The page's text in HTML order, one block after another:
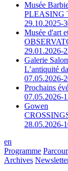
Musée
PLEASING
29.10.2025-
Musée d'art
29.01.2026-
Galerie
L’antiquité
07.05.2026-
Prochains
07.05.2026-
Gowen
28.05.2026-
en
Programme
Archives